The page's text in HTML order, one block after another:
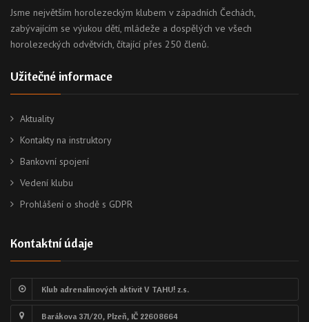
Jsme největším horolezeckým klubem v západních Čechách,
zabývajícím se výukou dětí, mládeže a dospělých ve všech
horolezeckých odvětvích, čítající přes 250 členů.
Užitečné informace
Aktuality
Kontakty na instruktory
Bankovní spojení
Vedení klubu
Prohlášení o shodě s GDPR
Kontaktní údaje
Klub adrenalinových aktivit V TAHU! z.s.
Barákova 371/20, Plzeň, IČ 22608664